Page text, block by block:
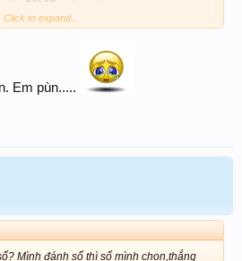
hem nửa nì. Hihi nì
Click to expand...
Em pùn.....
Mình đánh số thì số mình chọn,thắng